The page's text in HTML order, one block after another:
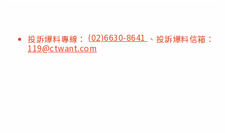
投訴爆料專線： (02)6630-8641 、投訴爆料信箱：
119@ctwant.com